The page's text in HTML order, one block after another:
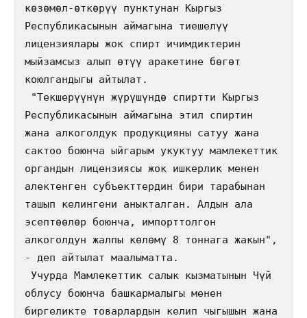
көзөмөл-өткөрүү пунктунан Кыргыз
Республикасынын аймагына тиешелүү
лицензиялары жок спирт ичимдиктерин
мыйзамсыз алып өтүү аракетине бөгөт
коюлгандыгы айтылат.
Республикасынын аймагына этил спиртин
жана алкоголдук продукцияны сатуу жана
сактоо боюнча ыйгарым укуктуу мамлекеттик
органдын лицензиясы жок ишкерлик менен
алектенген субъекттердин бири тарабынан
ташып келингени аныкталган. Алдын ала
эсептөөлөр боюнча, импорттолгон
алкоголдун жалпы көлөмү 8 тоннага жакын",
- деп айтылат маалыматта.
облусу боюнча башкармалыгы менен
биргеликте товарлардын келип чыгышын жана